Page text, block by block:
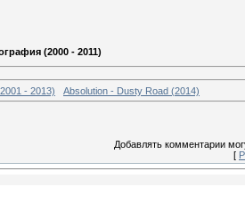
(2000 - 2011)
- 2013) Absolution - Dusty Road (2014)
Добавлять комментарии
[